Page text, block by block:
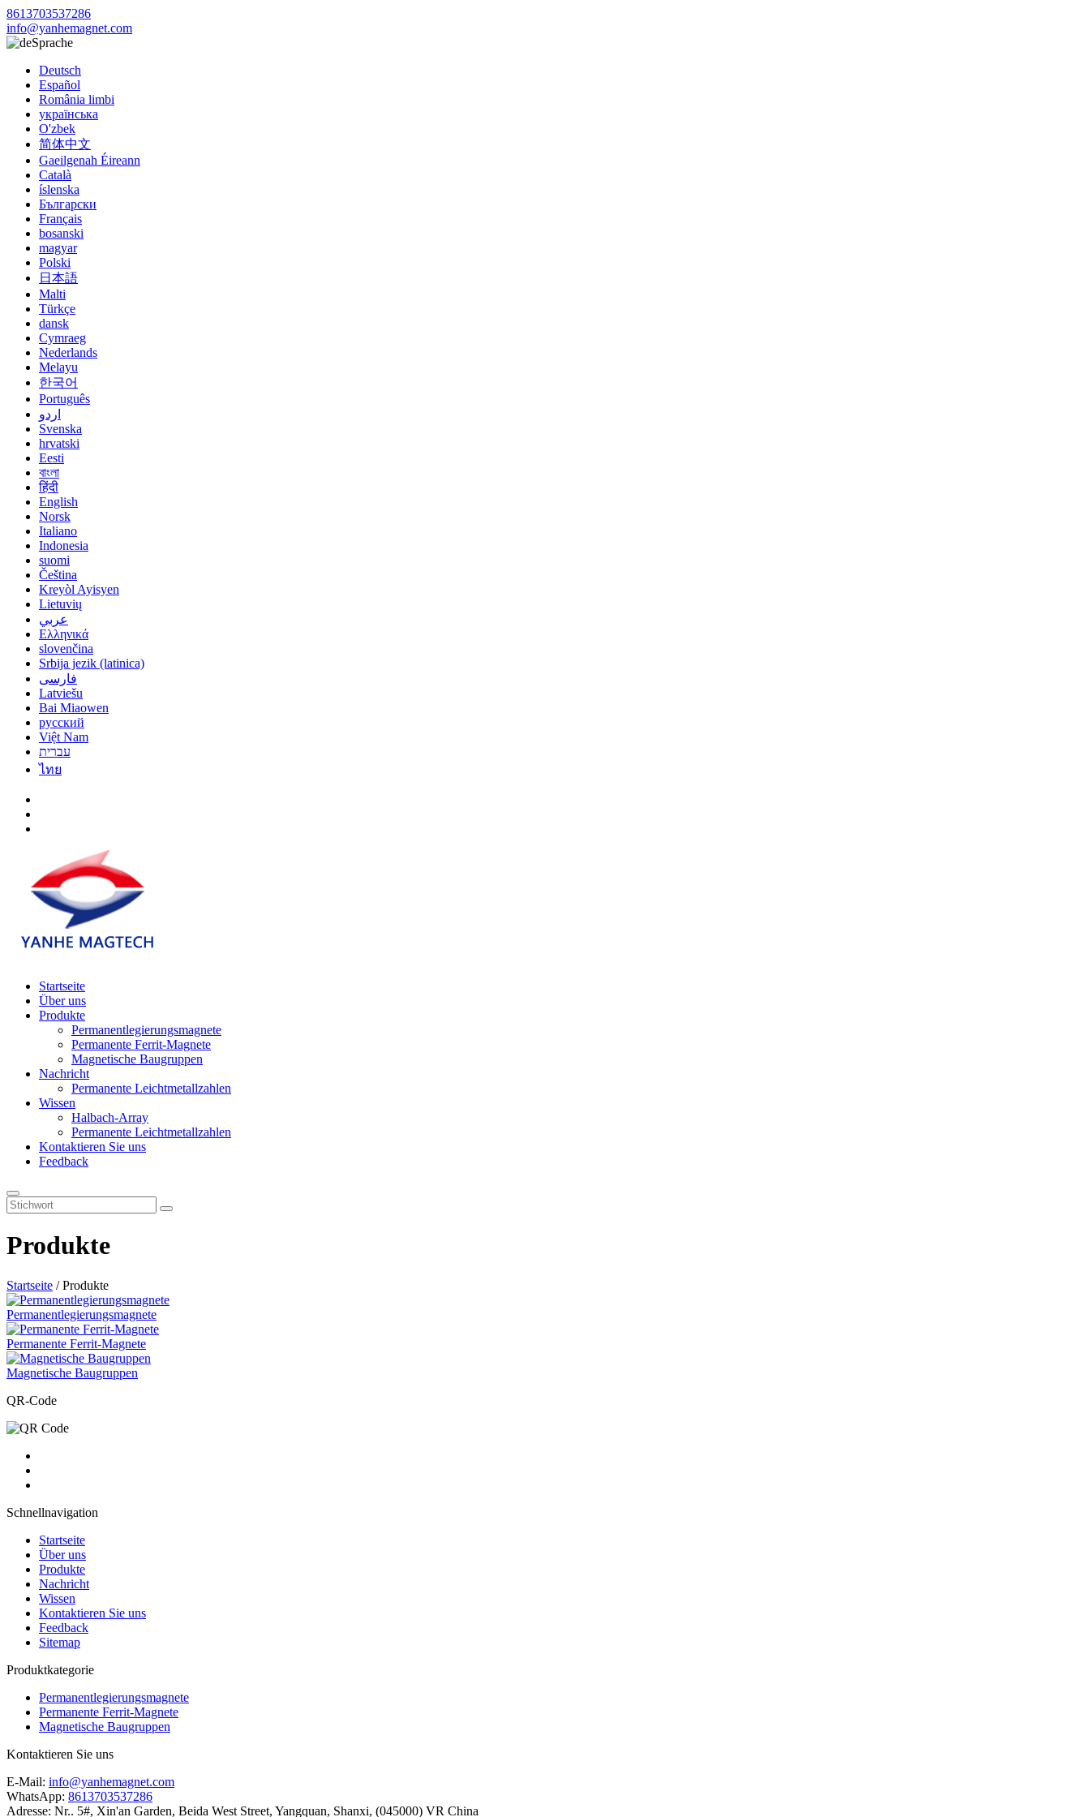
8613703537286
info@yanhemagnet.com
Sprache
Deutsch
Español
România limbi
українська
O'zbek
简体中文
Gaeilgenah Éireann
Català
íslenska
Български
Français
bosanski
magyar
Polski
日本語
Malti
Türkçe
dansk
Cymraeg
Nederlands
Melayu
한국어
Português
اردو
Svenska
hrvatski
Eesti
বাংলা
हिंदी
English
Norsk
Italiano
Indonesia
suomi
Čeština
Kreyòl Ayisyen
Lietuvių
عربي
Ελληνικά
slovenčina
Srbija jezik (latinica)
فارسی
Latviešu
Bai Miaowen
русский
Việt Nam
עברית
ไทย
Startseite
Über uns
Produkte
Permanentlegierungsmagnete
Permanente Ferrit-Magnete
Magnetische Baugruppen
Nachricht
Permanente Leichtmetallzahlen
Wissen
Halbach-Array
Permanente Leichtmetallzahlen
Kontaktieren Sie uns
Feedback
Produkte
Startseite /Produkte
Permanentlegierungsmagnete
Permanente Ferrit-Magnete
Magnetische Baugruppen
QR-Code
Schnellnavigation
Startseite
Über uns
Produkte
Nachricht
Wissen
Kontaktieren Sie uns
Feedback
Sitemap
Produktkategorie
Permanentlegierungsmagnete
Permanente Ferrit-Magnete
Magnetische Baugruppen
Kontaktieren Sie uns
E-Mail: info@yanhemagnet.com
WhatsApp: 8613703537286
Adresse: Nr.. 5#, Xin'an Garden, Beida West Street, Yangquan, Shanxi, (045000) VR China